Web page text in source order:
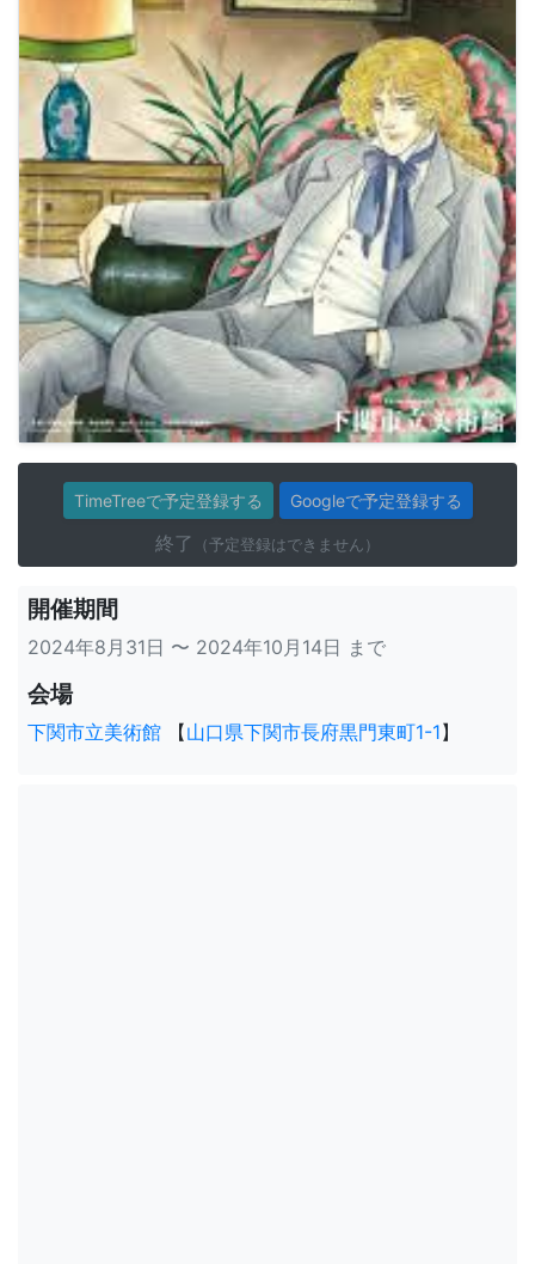
TimeTreeで予定登録する Googleで予定登録する
終了 （予定登録はできません）
開催期間
2024年8月31日 〜 2024年10月14日 まで
会場
下関市立美術館 【山口県下関市長府黒門東町1-1】